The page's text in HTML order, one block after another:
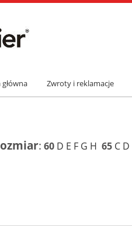
Zwroty i reklamacje
: 60 D E F G H 65 C D